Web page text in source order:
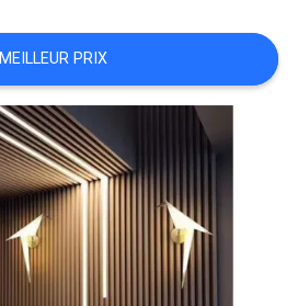
MEILLEUR PRIX